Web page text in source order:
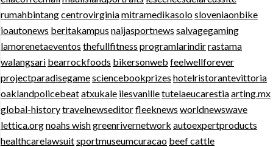
rumahbintangcentrovirginiamitramedikasolosloveniaonbike
ioautonews beritakampus naijasportnews salvagegaming
lamorenetaeventos thefullfitness programlarindirrastama
walangsari bearrockfoods bikersonweb feelwellforever
projectparadisegamesciencebookprizes hotelristorantevittoria
oaklandpolicebeatatxukale ilesvanilletutelaeucarestiaarting.mx
global-historytravelnewseditorfleeknews worldnewswave
lettica.orgnoahs wishgreenrivernetwork autoexpertproducts
healthcarelawsuitsportmuseumcuracao beef cattle